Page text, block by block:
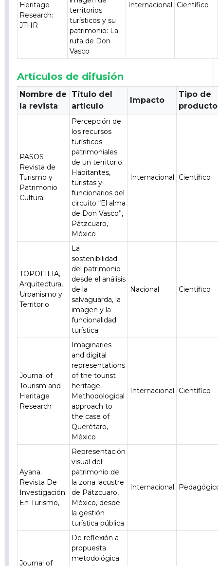
Heritage
Research:
JTHR
territorios
turísticos y su
patrimonio: La
ruta de Don
Vasco
Internacional Científico
Artículos de difusión
Nombre de
la revista
Título del
artículo
Impacto
Tipo de
producto
PASOS
Revista de
Turismo y
Patrimonio
Cultural
Percepción de
los recursos
turísticos-
patrimoniales
de un territorio.
Habitantes,
turistas y
funcionarios del
circuito “El alma
de Don Vasco”,
Pátzcuaro,
México
Internacional Científico
TOPOFILIA,
Arquitectura,
Urbanismo y
Territorio
La
sostenibilidad
del patrimonio
desde el análisis
de la
salvaguarda, la
imagen y la
funcionalidad
turística
Nacional Científico
Journal of
Tourism and
Heritage
Research
Imaginaries
and digital
representations
of the tourist
heritage.
Methodological
approach to
the case of
Querétaro,
México
Internacional Científico
Ayana.
Revista De
Investigación
En Turismo,
Representación
visual del
patrimonio de
la zona lacustre
de Pátzcuaro,
México, desde
la gestión
turística pública
Internacional
Journal of
De reflexión a
propuesta
metodológica